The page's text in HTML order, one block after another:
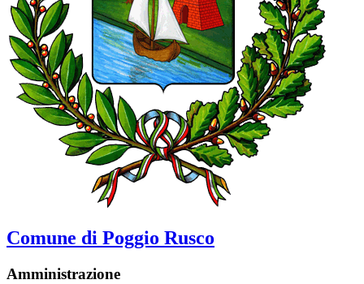
Comune di Poggio Rusco
Amministrazione